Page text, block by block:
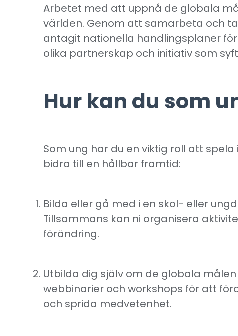
Arbetet med att uppnå de globala
världen. Genom att samarbeta och
antagit nationella handlingsplaner
olika partnerskap och initiativ som
Hur kan du som
Som ung har du en viktig roll att
bidra till en hållbar framtid:
Bilda eller gå med i en skol- eller
Tillsammans kan ni organisera
förändring.
Utbilda dig själv om de globala
webbinarier och workshops för att
och sprida medvetenhet.